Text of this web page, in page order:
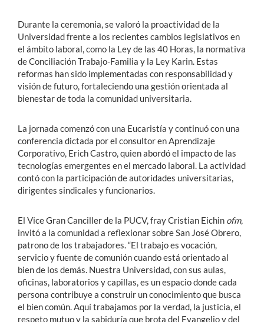
Durante la ceremonia, se valoró la proactividad de la
Universidad frente a los recientes cambios legislativos en
el ámbito laboral, como la Ley de las 40 Horas, la normativa
de Conciliación Trabajo-Familia y la Ley Karin. Estas
reformas han sido implementadas con responsabilidad y
visión de futuro, fortaleciendo una gestión orientada al
bienestar de toda la comunidad universitaria.
La jornada comenzó con una Eucaristía y continuó con una
conferencia dictada por el consultor en Aprendizaje
Corporativo, Erich Castro, quien abordó el impacto de las
tecnologías emergentes en el mercado laboral. La actividad
contó con la participación de autoridades universitarias,
dirigentes sindicales y funcionarios.
El Vice Gran Canciller de la PUCV, fray Cristian Eichin ofm,
invitó a la comunidad a reflexionar sobre San José Obrero,
patrono de los trabajadores. “El trabajo es vocación,
servicio y fuente de comunión cuando está orientado al
bien de los demás. Nuestra Universidad, con sus aulas,
oficinas, laboratorios y capillas, es un espacio donde cada
persona contribuye a construir un conocimiento que busca
el bien común. Aquí trabajamos por la verdad, la justicia, el
respeto mutuo y la sabiduría que brota del Evangelio y del